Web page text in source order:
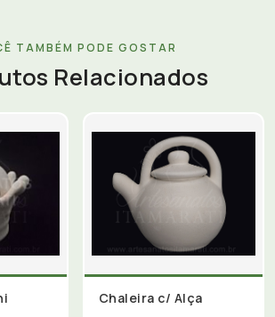
TAMBÉM PODE GOSTAR
Relacionados
Chaleira c/ Alça